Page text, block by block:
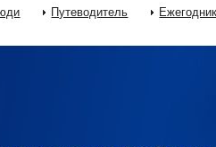
Путеводитель